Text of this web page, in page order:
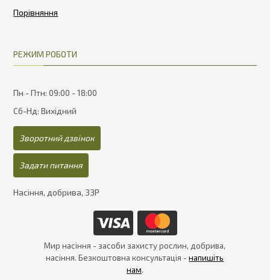
РЕЖИМ РОБОТИ
Пн - Птн: 09:00 - 18:00
Сб-Нд: Вихідний
Зворотний дзвінок
Задати питання
Насіння, добрива, ЗЗР
Мир насіння - засоби захисту рослин, добрива,
насіння. Безкоштовна консультація -напишіть
нам.